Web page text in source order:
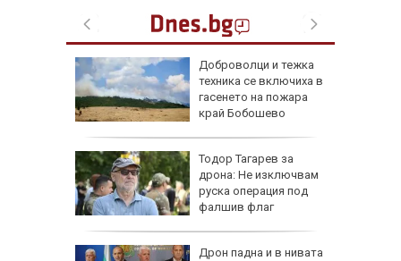
Доброволци и тежка
техника се включиха в
гасенето на пожара
край Бобошево
Тодор Тагарев за
дрона: Не изключвам
руска операция под
фалшив флаг
Дрон падна и в нивата